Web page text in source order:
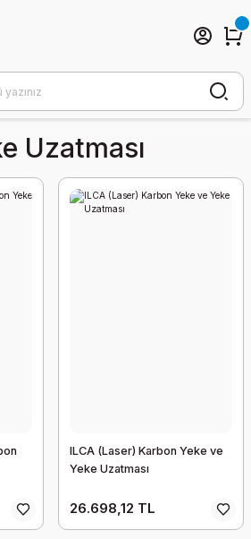
Uzatması
ILCA (Laser) Karbon Yeke ve
Yeke Uzatması
26.698,12 TL